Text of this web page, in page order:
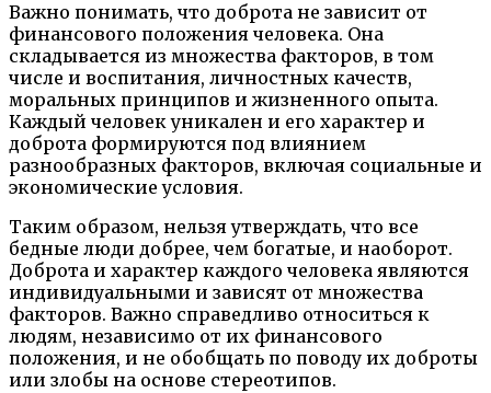
Важно понимать, что доброта не зависит от
финансового положения человека. Она
складывается из множества факторов, в том
числе и воспитания, личностных качеств,
моральных принципов и жизненного опыта.
Каждый человек уникален и его характер и
доброта формируются под влиянием
разнообразных факторов, включая социальные и
экономические условия.
Таким образом, нельзя утверждать, что все
бедные люди добрее, чем богатые, и наоборот.
Доброта и характер каждого человека являются
индивидуальными и зависят от множества
факторов. Важно справедливо относиться к
людям, независимо от их финансового
положения, и не обобщать по поводу их доброты
или злобы на основе стереотипов.